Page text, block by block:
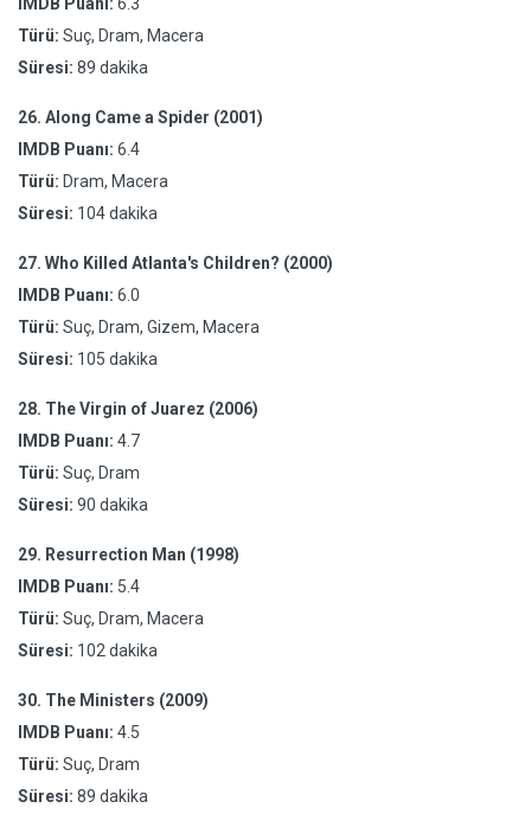
Türü: Suç, Dram, Macera
Süresi: 89 dakika
26. Along Came a Spider (2001)
IMDB Puanı: 6.4
Türü: Dram, Macera
Süresi: 104 dakika
27. Who Killed Atlanta's Children? (2000)
IMDB Puanı: 6.0
Türü: Suç, Dram, Gizem, Macera
Süresi: 105 dakika
28. The Virgin of Juarez (2006)
IMDB Puanı: 4.7
Türü: Suç, Dram
Süresi: 90 dakika
29. Resurrection Man (1998)
IMDB Puanı: 5.4
Türü: Suç, Dram, Macera
Süresi: 102 dakika
30. The Ministers (2009)
IMDB Puanı: 4.5
Türü: Suç, Dram
Süresi: 89 dakika